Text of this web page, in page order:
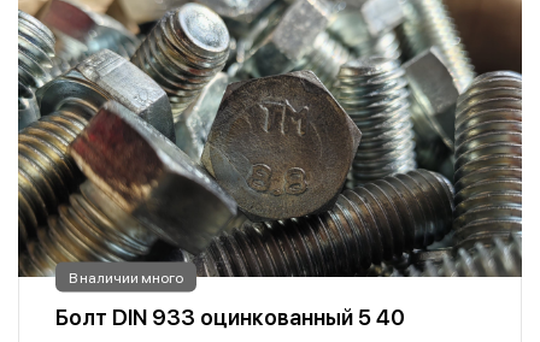
В наличии много
Болт DIN 933 оцинкованный 5 40